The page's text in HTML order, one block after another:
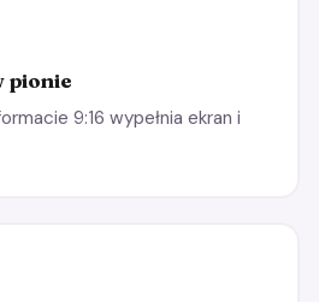
pionie
9:16 wypełnia ekran i